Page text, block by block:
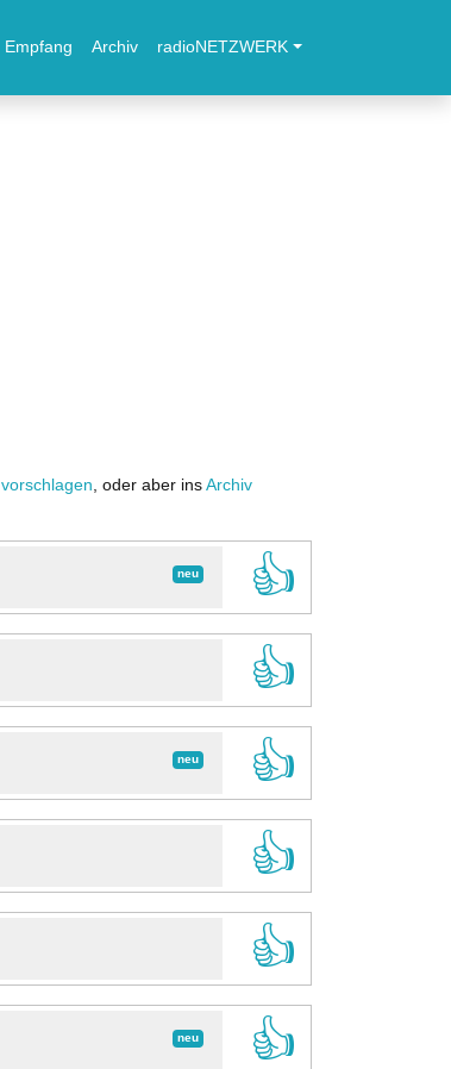
Empfang Archiv radioNETZWERK
vorschlagen , oder aber ins Archiv
neu
👍
👍
neu
👍
👍
👍
neu
👍